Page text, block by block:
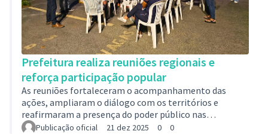
Prefeitura realiza reuniões regionais e
reforça participação popular
As reuniões fortaleceram o acompanhamento das
ações, ampliaram o diálogo com os territórios e
reafirmaram a presença do poder público nas
periferiasA Prefeitura realizou, entre 1º e 17 de
Publicação oficial 21 dez 2025 0 0